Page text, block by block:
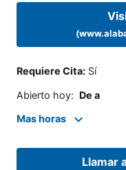
Requiere Cita: Sí
Abierto hoy: De a
Mas horas
Llamar